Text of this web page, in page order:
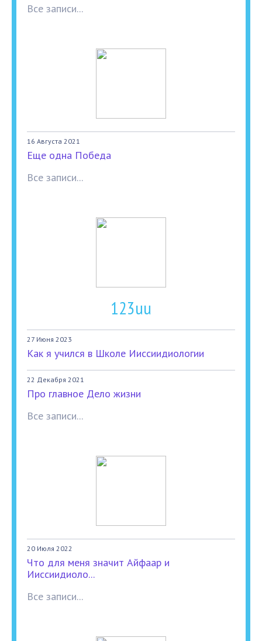
Все записи...
16 Августа 2021
Еще одна Победа
Все записи...
123uu
27 Июня 2023
Как я учился в Школе Ииссиидиологии
22 Декабря 2021
Про главное Дело жизни
Все записи...
20 Июля 2022
Что для меня значит Айфаар и
Ииссиидиоло...
Все записи...